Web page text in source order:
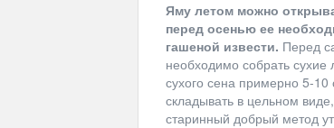
Яму летом можно
перед осенью ее
гашеной извести. Перед
необходимо собрать сухие
сухого сена примерно 5-
складывать в цельном
старинный добрый метод